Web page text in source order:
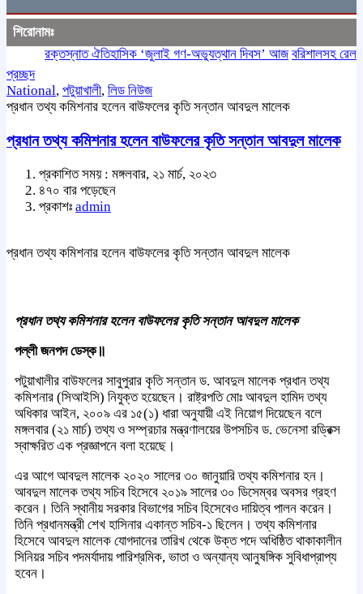
শিরোনামঃ
রক্তস্নাত ঐতিহাসিক ‌‘জুলাই গণ-অভ্যুত্থান দিবস’ আজ বরিশালসহ
প্রচ্ছদ
National, পটুয়াখালী, লিড নিউজ
প্রধান তথ্য কমিশনার হলেন বাউফলের কৃতি সন্তান আবদুল মালেক
প্রধান তথ্য কমিশনার হলেন বাউফলের কৃতি সন্তান আবদুল মালেক
প্রকাশিত সময় : মঙ্গলবার, ২১ মার্চ, ২০২৩
৪৭০ বার পড়েছেন
প্রকাশঃ admin
প্রধান তথ্য কমিশনার হলেন বাউফলের কৃতি সন্তান আবদুল মালেক
প্রধান তথ্য কমিশনার হলেন বাউফলের কৃতি সন্তান আবদুল মালেক
পল্লী জনপদ ডেস্ক॥
পটুয়াখালীর বাউফলের সাবুপুরার কৃতি সন্তান ড. আবদুল মালেক প্রধান তথ্য
কমিশনার (সিআইসি) নিযুক্ত হয়েছেন। রাষ্ট্রপতি মোঃ আবদুল হামিদ তথ্য
অধিকার আইন, ২০০৯ এর ১৫(১) ধারা অনুযায়ী এই নিয়োগ দিয়েছেন বলে
মঙ্গলবার (২১ মার্চ) তথ্য ও সম্প্রচার মন্ত্রণালয়ের উপসচিব ড. ভেনেসা রড্রিক্স
স্বাক্ষরিত এক প্রজ্ঞাপনে বলা হয়েছে।
এর আগে আবদুল মালেক ২০২০ সালের ৩০ জানুয়ারি তথ্য কমিশনার হন।
আবদুল মালেক তথ্য সচিব হিসেবে ২০১৯ সালের ৩০ ডিসেম্বর অবসর গ্রহণ
করেন। তিনি স্থানীয় সরকার বিভাগের সচিব হিসেবেও দায়িত্ব পালন করেন।
তিনি প্রধানমন্ত্রী শেখ হাসিনার একান্ত সচিব-১ ছিলেন। তথ্য কমিশনার
হিসেবে আবদুল মালেক যোগদানের তারিখ থেকে উক্ত পদে অধিষ্ঠিত থাকাকালীন
সিনিয়র সচিব পদমর্যাদায় পারিশ্রমিক, ভাতা ও অন্যান্য আনুষঙ্গিক সুবিধাপ্রাপ্য
হবেন।